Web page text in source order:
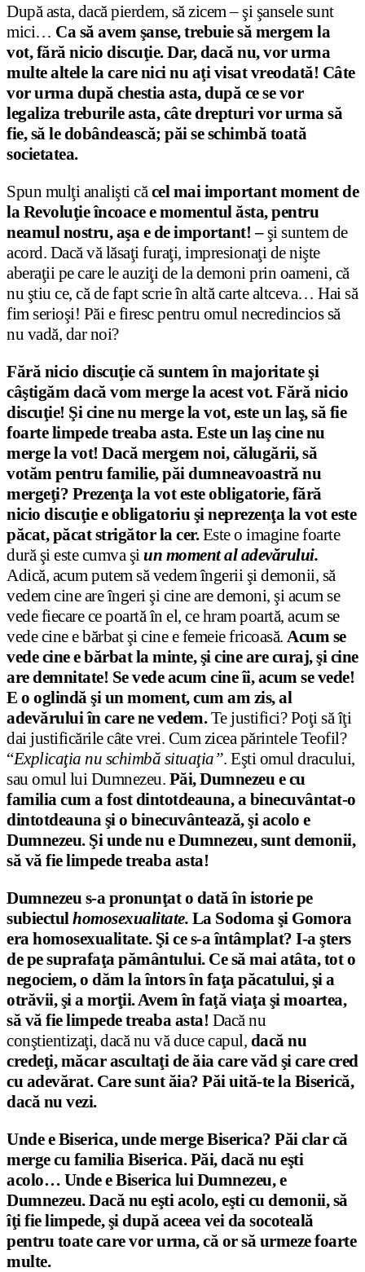
După asta, dacă pierdem, să zicem – şi şansele sunt
mici… Ca să avem şanse, trebuie să mergem la
vot, fără nicio discuţie. Dar, dacă nu, vor urma
multe altele la care nici nu aţi visat vreodată! Câte
vor urma după chestia asta, după ce se vor
legaliza treburile asta, câte drepturi vor urma să
fie, să le dobândească; păi se schimbă toată
societatea.
Spun mulţi analişti că cel mai important moment de
la Revoluţie încoace e momentul ăsta, pentru
neamul nostru, aşa e de important! –şi suntem de
acord. Dacă vă lăsaţi furaţi, impresionaţi de nişte
aberaţii pe care le auziţi de la demoni prin oameni, că
nu ştiu ce, că de fapt scrie în altă carte altceva… Hai să
fim serioşi! Păi e firesc pentru omul necredincios să
nu vadă, dar noi?
Fără nicio discuţie că suntem în majoritate şi
câştigăm dacă vom merge la acest vot. Fără nicio
discuţie! Şi cine nu merge la vot, este un laş, să fie
foarte limpede treaba asta. Este un laş cine nu
merge la vot! Dacă mergem noi, călugării, să
votăm pentru familie, păi dumneavoastră nu
mergeţi? Prezenţa la vot este obligatorie, fără
nicio discuţie e obligatoriu şi neprezenţa la vot este
păcat, păcat strigător la cer.Este o imagine foarte
dură şi este cumva şi un moment al adevărului.
Adică, acum putem să vedem îngerii şi demonii, să
vedem cine are îngeri şi cine are demoni, şi acum se
vede fiecare ce poartă în el, ce hram poartă, acum se
vede cine e bărbat şi cine e femeie fricoasă. Acum se
vede cine e bărbat la minte, şi cine are curaj, şi cine
are demnitate! Se vede acum cine îi, acum se vede!
E o oglindă şi un moment, cum am zis, al
adevărului în care ne vedem.Te justifici? Poţi să îţi
dai justificările câte vrei. Cum zicea părintele Teofil?
“Explicaţia nu schimbă situaţia”. Eşti omul dracului,
sau omul lui Dumnezeu. Păi, Dumnezeu e cu
familia cum a fost dintotdeauna, a binecuvântat-o
dintotdeauna şi o binecuvântează, şi acolo e
Dumnezeu. Şi unde nu e Dumnezeu, sunt demonii,
să vă fie limpede treaba asta!
Dumnezeu s-a pronunţat o dată în istorie pe
subiectul homosexualitate. La Sodoma şi Gomora
era homosexualitate. Şi ce s-a întâmplat? I-a şters
de pe suprafaţa pământului.Ce să mai atâta, tot o
negociem, o dăm la întors în faţa păcatului, şi a
otrăvii, şi a morţii. Avem în faţă viaţa şi moartea,
să vă fie limpede treaba asta! Dacă nu
conştientizaţi, dacă nu vă duce capul, dacă nu
credeţi, măcar ascultaţi de ăia care văd şi care cred
cu adevărat. Care sunt ăia? Păi uită-te la Biserică,
dacă nu vezi.
Unde e Biserica, unde merge Biserica? Păi clar că
merge cu familia Biserica. Păi, dacă nu eşti
acolo… Unde e Biserica lui Dumnezeu, e
Dumnezeu. Dacă nu eşti acolo, eşti cu demonii, să
îţi fie limpede, şi după aceea vei da socoteală
pentru toate care vor urma, că or să urmeze foarte
multe.